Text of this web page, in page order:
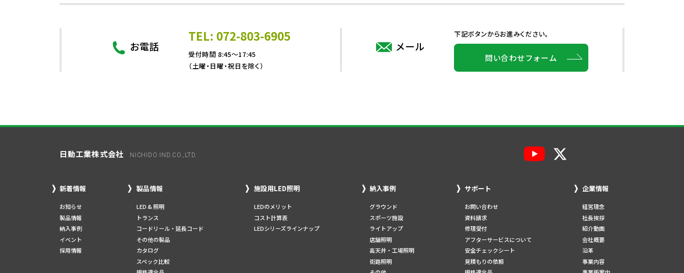
お電話
TEL: 072-803-6905
受付時間 8:45～17:45
（土曜・日曜・祝日を除く）
メール
下記ボタンからお進みください。
問い合わせフォーム
日動工業株式会社 NICHIDO IND.CO.,LTD.
新着情報
お知らせ
製品情報
納入事例
イベント
採用情報
製品情報
LED & 照明
トランス
コードリール・延長コード
その他の製品
カタログ
スペック比較
施設用LED照明
LEDのメリット
コスト計算表
LEDシリーズラインナップ
納入事例
グラウンド
スポーツ施設
ライトアップ
店舗照明
高天井・工場照明
街路照明
サポート
お問い合わせ
資料請求
修理受付
アフターサービスについて
安全チェックシート
見積もりの依頼
企業情報
経営理念
社長挨拶
紹介動画
会社概要
沿革
事業内容